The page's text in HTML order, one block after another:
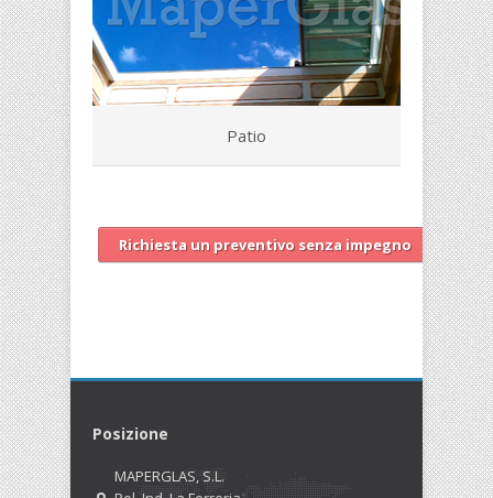
Patio
Richiesta un preventivo senza impegno
Posizione
MAPERGLAS, S.L.